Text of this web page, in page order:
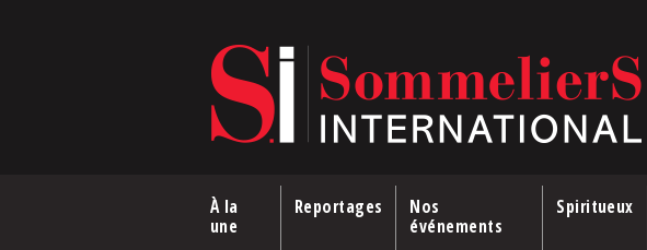
À la
une
Reportages
Nos
événements
Spiritueux